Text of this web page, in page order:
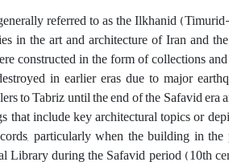
referred to as the Ilkhanid
in the art and architecture of Iran and
constructed in the form of collections
in earlier eras due to major
to Tabriz until the end of the Safavid era
that include key architectural topics or
particularly when the building in
Library during the Safavid period (10th